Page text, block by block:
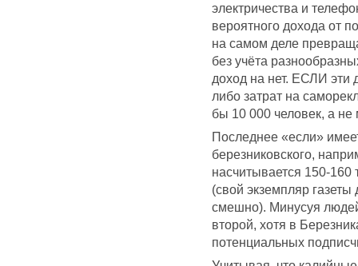
электричества и
вероятного дохода от
на самом деле
без учёта
доход на нет. ЕСЛИ эти
либо затрат на
бы 10 000 человек, а
Последнее «если»
березниковского,
насчитывается 150-160
(свой экземпляр газеты
смешно). Минусуя
второй, хотя в
потенциальных